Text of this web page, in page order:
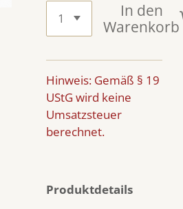
In den
Warenkorb
Hinweis: Gemäß § 19
UStG wird keine
Umsatzsteuer
berechnet.
Produktdetails